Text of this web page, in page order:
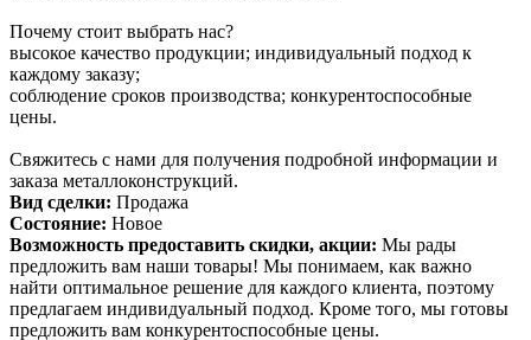
Почему стоит выбрать нас?
высокое качество продукции; индивидуальный подход к
каждому заказу;
соблюдение сроков производства; конкурентоспособные
цены.
Свяжитесь с нами для получения подробной информации и
заказа металлоконструкций.
Вид сделки: Продажа
Состояние: Новое
Возможность предоставить скидки, акции: Мы рады
предложить вам наши товары! Мы понимаем, как важно
найти оптимальное решение для каждого клиента, поэтому
предлагаем индивидуальный подход. Кроме того, мы готовы
предложить вам конкурентоспособные цены.